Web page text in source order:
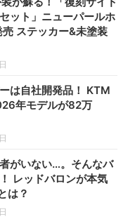
ット」ニューパールホ
ステッカー&未塗装
は自社開発品！ KTM
年モデルが82万
がいない…。そんなバ
レッドバロンが本気
は？